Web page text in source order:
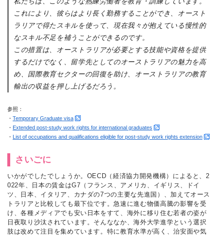
これにより、彼らはより長く勤務することができ、オースト
ラリアで得たスキルを使って、現在我々が抱えている慢性的
なスキル不足を補うことができるのです。
この措置は、オーストラリアが必要とする技能や資格を提供
するだけでなく、留学先としてのオーストラリアの魅力を高
め、国際教育セクターの回復を助け、オーストラリアの教育
輸出の収益を押し上げるだろう。
参照：
・ Temporary Graduate visa
・ Extended post-study work rights for international graduates
・ List of occupations and qualifications eligible for post-study work rights extension
さいごに
いかがでしたでしょうか。OECD（経済協力開発機構）によると、2
022年、日本の賃金はG7（フランス、アメリカ、イギリス、ドイ
ツ、日本、イタリア、カナダの7つの主要な先進国）、加えてオース
トラリアと比較しても最下位です。急速に進む物価高騰の影響を受
け、各種メディアでも安い日本をすて、海外に移り住む若者の姿が
日夜取り沙汰されています。そんななか、海外大学進学という選択
肢は改めて注目を集めています。特に教育水準が高く、治安面や気